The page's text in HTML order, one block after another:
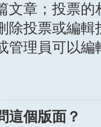
文章；投票
除投票或編
管理員可以
這個版面？